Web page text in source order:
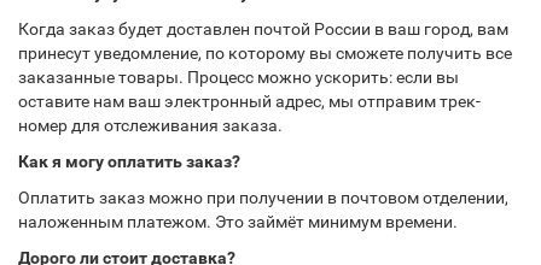
Когда заказ будет доставлен почтой России в ваш город, вам
принесут уведомление, по которому вы сможете получить все
заказанные товары. Процесс можно ускорить: если вы
оставите нам ваш электронный адрес, мы отправим трек-
номер для отслеживания заказа.
Как я могу оплатить заказ?
Оплатить заказ можно при получении в почтовом отделении,
наложенным платежом. Это займёт минимум времени.
Дорого ли стоит доставка?